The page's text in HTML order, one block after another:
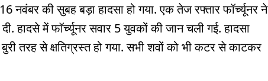
नवंबर की सुबह बड़ा हादसा हो गया. एक तेज रफ्तार फॉर्च्यूनर ने
हादसे में फॉर्च्यूनर सवार 5 युवकों की जान चली गई. हादसा
तरह से क्षतिग्रस्त हो गया. सभी शवों को भी कटर से काटकर